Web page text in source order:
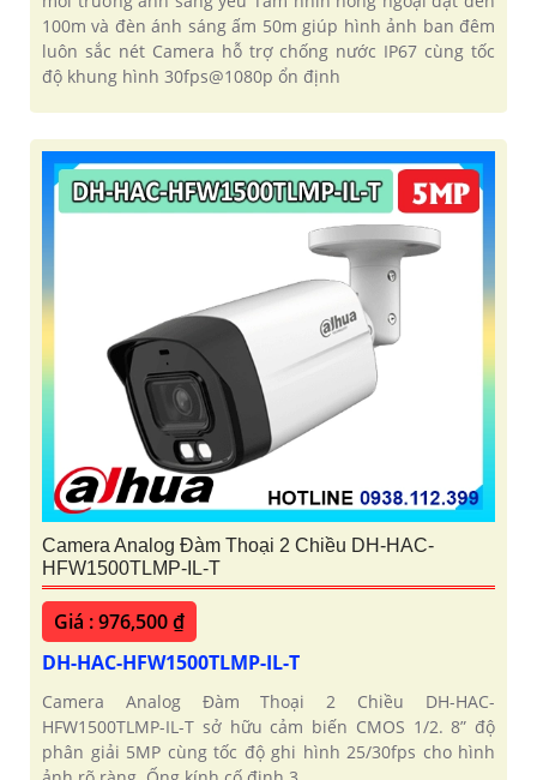
100m và đèn ánh sáng ấm 50m giúp hình ảnh ban đêm
luôn sắc nét Camera hỗ trợ chống nước IP67 cùng tốc
độ khung hình 30fps@1080p ổn định
Camera Analog Đàm Thoại 2 Chiều DH-HAC-
HFW1500TLMP-IL-T
Giá : 976,500 ₫
DH-HAC-HFW1500TLMP-IL-T
Camera Analog Đàm Thoại 2 Chiều DH-HAC-
HFW1500TLMP-IL-T sở hữu cảm biến CMOS 1/2. 8” độ
phân giải 5MP cùng tốc độ ghi hình 25/30fps cho hình